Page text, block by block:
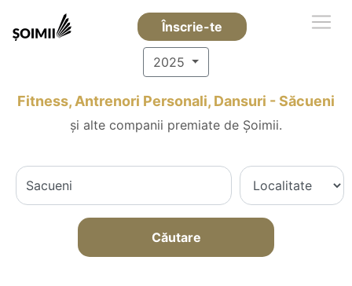
Înscrie-te
2025
Fitness, Antrenori Personali, Dansuri - Săcueni
și alte companii premiate de Șoimii.
Căutare